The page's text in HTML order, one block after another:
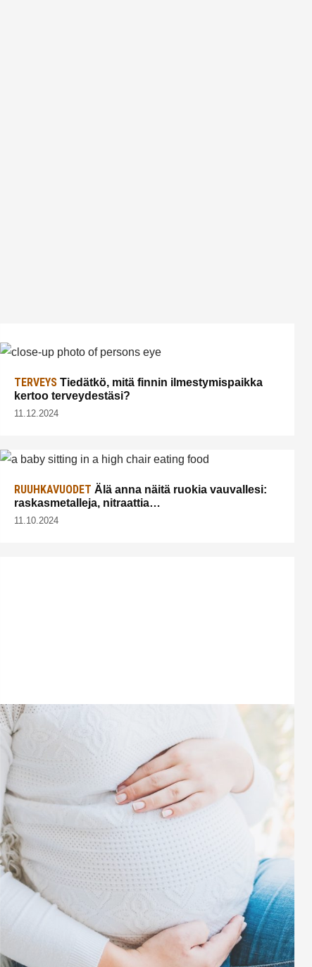
TERVEYS Tiedätkö, mitä finnin ilmestymispaikka
kertoo terveydestäsi?
11.12.2024
RUUHKAVUODET Älä anna näitä ruokia vauvallesi:
raskasmetalleja, nitraattia…
11.10.2024